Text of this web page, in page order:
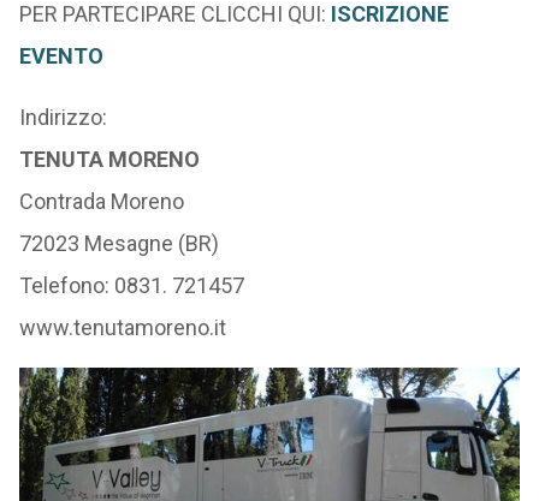
PER PARTECIPARE CLICCHI QUI: ISCRIZIONE
EVENTO
Indirizzo:
TENUTA MORENO
Contrada Moreno
72023 Mesagne (BR)
Telefono: 0831. 721457
www.tenutamoreno.it